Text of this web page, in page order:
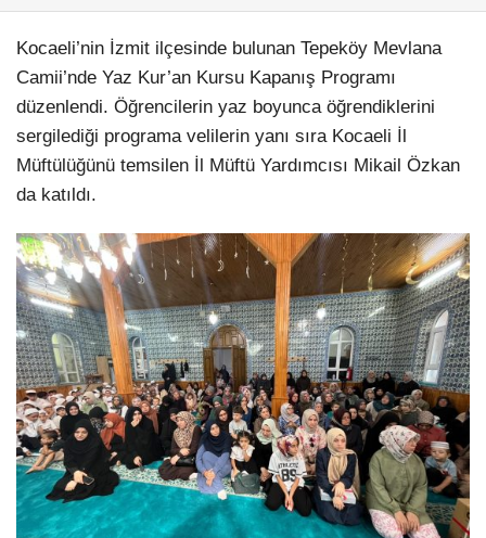
Kocaeli’nin İzmit ilçesinde bulunan Tepeköy Mevlana
Camii’nde Yaz Kur’an Kursu Kapanış Programı
düzenlendi. Öğrencilerin yaz boyunca öğrendiklerini
sergilediği programa velilerin yanı sıra Kocaeli İl
Müftülüğünü temsilen İl Müftü Yardımcısı Mikail Özkan
da katıldı.